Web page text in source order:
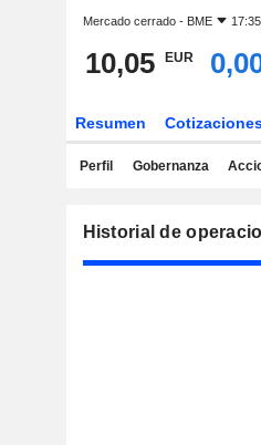
Mercado cerrado - BME
10,05 EUR
Resumen
Perfil Gobernanza
Historial de